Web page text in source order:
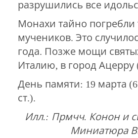
разрушились все
Монахи тайно погребли
мучеников. Это
года. Позже мощи
Италию, в город
День памяти: 19 марта
ст.).
Илл.: Прмчч. Конон и
Миниатюра